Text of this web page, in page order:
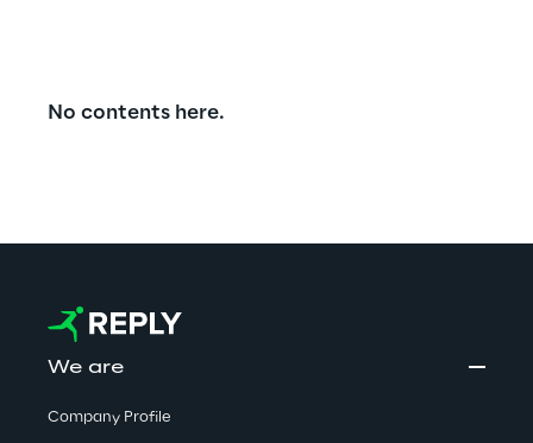
No contents here.
We are
Company Profile